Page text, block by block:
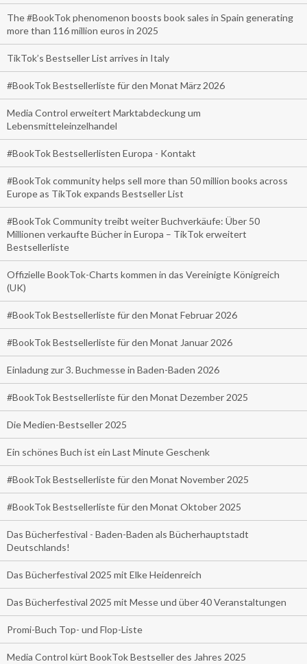
The #BookTok phenomenon boosts book sales in Spain generating
more than 116 million euros in 2025
TikTok’s Bestseller List arrives in Italy
#BookTok Bestsellerliste für den Monat März 2026
Media Control erweitert Marktabdeckung um
Lebensmitteleinzelhandel
#BookTok Bestsellerlisten Europa - Kontakt
#BookTok community helps sell more than 50 million books across
Europe as TikTok expands Bestseller List
#BookTok Community treibt weiter Buchverkäufe: Über 50
Millionen verkaufte Bücher in Europa – TikTok erweitert
Bestsellerliste
Offizielle BookTok-Charts kommen in das Vereinigte Königreich
(UK)
#BookTok Bestsellerliste für den Monat Februar 2026
#BookTok Bestsellerliste für den Monat Januar 2026
Einladung zur 3. Buchmesse in Baden-Baden 2026
#BookTok Bestsellerliste für den Monat Dezember 2025
Die Medien-Bestseller 2025
Ein schönes Buch ist ein Last Minute Geschenk
#BookTok Bestsellerliste für den Monat November 2025
#BookTok Bestsellerliste für den Monat Oktober 2025
Das Bücherfestival - Baden-Baden als Bücherhauptstadt
Deutschlands!
Das Bücherfestival 2025 mit Elke Heidenreich
Das Bücherfestival 2025 mit Messe und über 40 Veranstaltungen
Promi-Buch Top- und Flop-Liste
Media Control kürt BookTok Bestseller des Jahres 2025